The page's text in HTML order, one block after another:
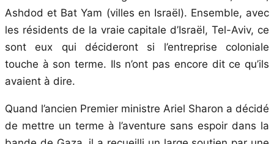
Ashdod et Bat Yam (villes en Israël). Ensemble, avec
les résidents de la vraie capitale d’Israël, Tel-Aviv, ce
sont eux qui décideront si l’entreprise coloniale
touche à son terme. Ils n’ont pas encore dit ce qu’ils
avaient à dire.
Quand l’ancien Premier ministre Ariel Sharon a décidé
de mettre un terme à l’aventure sans espoir dans la